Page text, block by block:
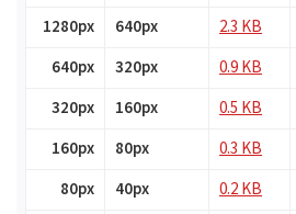
1280px
640px 2.3 KB
640px
320px 0.9 KB
320px
160px 0.5 KB
160px
80px 0.3 KB
80px
40px 0.2 KB